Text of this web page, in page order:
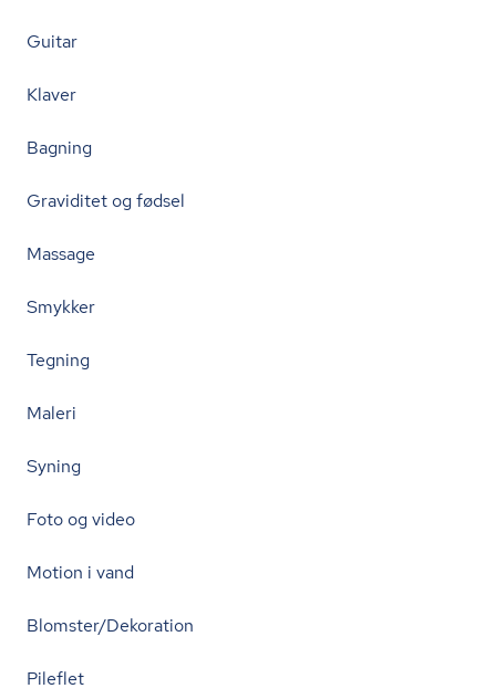
Guitar
Klaver
Bagning
Graviditet og fødsel
Massage
Smykker
Tegning
Maleri
Syning
Foto og video
Motion i vand
Blomster/Dekoration
Pileflet